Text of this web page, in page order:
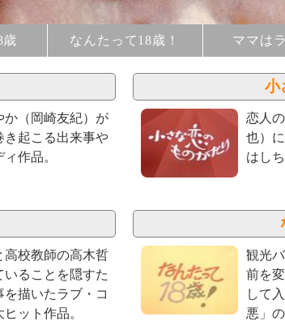
歳 なんたって18歳！ ママは
か（岡崎友紀）が
き起こる出来事や
作品。
小
恋人
也）
はし
高校教師の高木哲
ることを隠すた
描いたラブ・コ
ット作品。
観光
前を
して
悪」